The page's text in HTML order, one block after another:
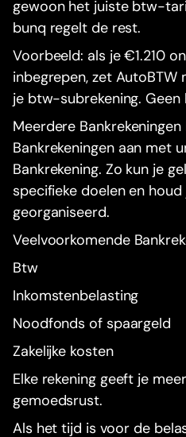
gewoon het juiste btw-
bunq regelt de rest.
Voorbeeld: als je €1.210
inbegrepen, zet
je btw-subrekening.
Meerdere
Bankrekeningen aan met
Bankrekening. Zo kun je
specifieke doelen en
georganiseerd.
Veelvoorkomende
Btw
Inkomstenbelasting
Noodfonds of spaargeld
Zakelijke kosten
Elke rekening geeft je
gemoedsrust.
Als het tijd is voor de